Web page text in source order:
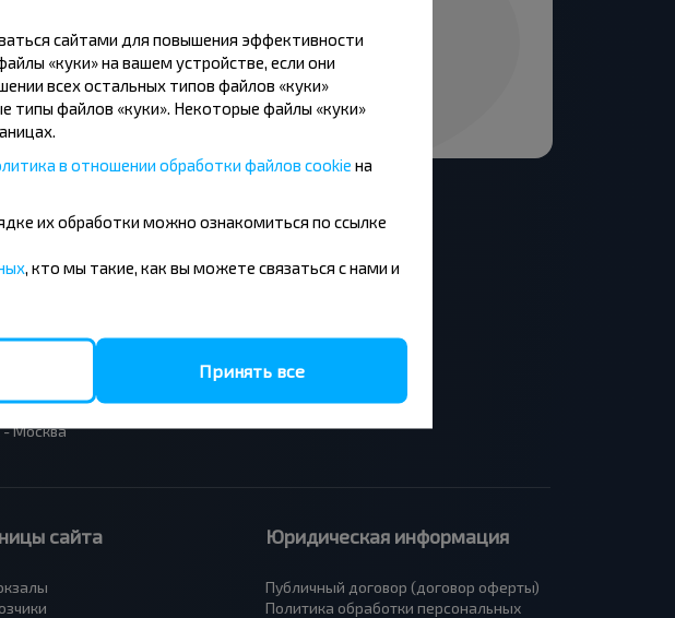
- Рига
- Брест
Варшава
Москва
Брест - Варшава
сайта Юридическая информация
Публичный договор (договор оферты)
Политика обработки персональных
сайтами для повышения эффективности
«куки» на вашем устройстве, если они
всех остальных типов файлов «куки»
типы файлов «куки». Некоторые файлы «куки»
в отношении обработки файлов cookie на
их обработки можно ознакомиться по ссылке
, кто мы такие, как вы можете связаться с нами и
Принять все